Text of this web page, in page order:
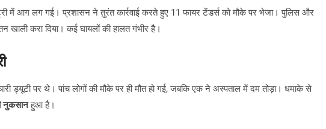
में आग लग गई। प्रशासन ने तुरंत कार्रवाई करते हुए 11 फायर टेंडर्स को मौके पर भेजा। पुलिस और
खाली करा दिया। कई घायलों की हालत गंभीर है।
ड्यूटी पर थे। पांच लोगों की मौके पर ही मौत हो गई, जबकि एक ने अस्पताल में दम तोड़ा। धमाके से
नुकसानहुआ है।